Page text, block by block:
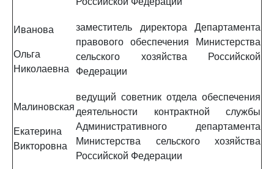
Иванова
Ольга
Николаевна
заместитель директора Департамента
правового обеспечения Министерства
сельского хозяйства Российской
Федерации
Малиновская
Екатерина
Викторовна
ведущий советник отдела обеспечения
деятельности контрактной службы
Административного департамента
Министерства сельского хозяйства
Российской Федерации